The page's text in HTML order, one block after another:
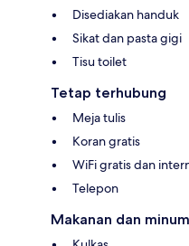
Disediakan handuk
Sikat dan pasta gigi
Tisu toilet
Tetap terhubung
Meja tulis
Koran gratis
WiFi gratis dan
Telepon
Makanan dan